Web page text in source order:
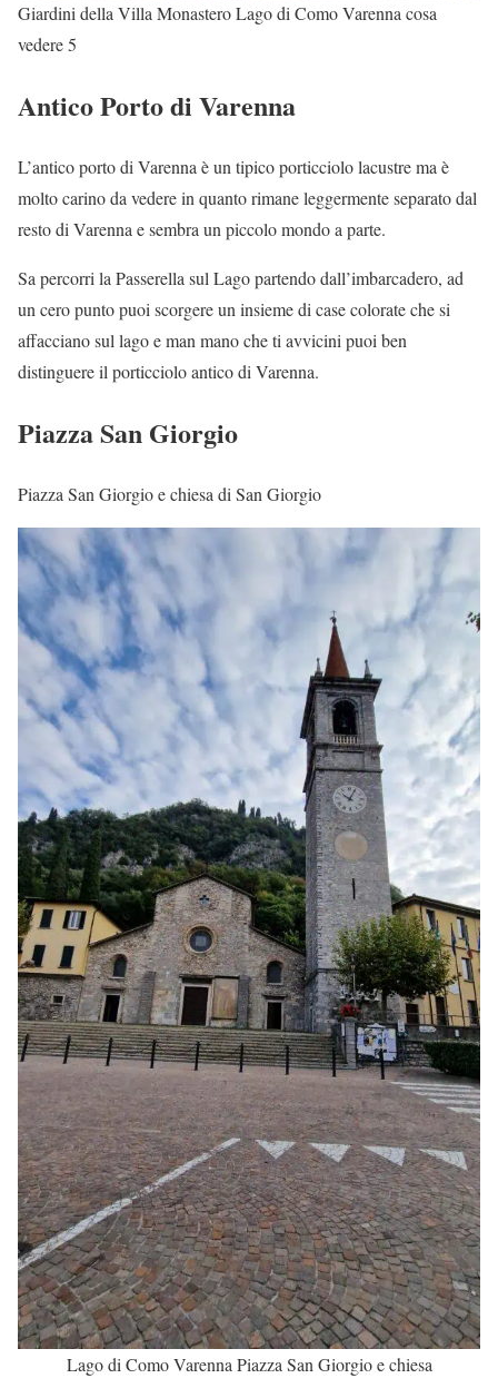
Giardini della Villa Monastero Lago di Como Varenna cosa
vedere 5
Antico Porto di Varenna
L’antico porto di Varenna è un tipico porticciolo lacustre ma è
molto carino da vedere in quanto rimane leggermente separato dal
resto di Varenna e sembra un piccolo mondo a parte.
Sa percorri la Passerella sul Lago partendo dall’imbarcadero, ad
un cero punto puoi scorgere un insieme di case colorate che si
affacciano sul lago e man mano che ti avvicini puoi ben
distinguere il porticciolo antico di Varenna.
Piazza San Giorgio
Piazza San Giorgio e chiesa di San Giorgio
Lago di Como Varenna Piazza San Giorgio e chiesa